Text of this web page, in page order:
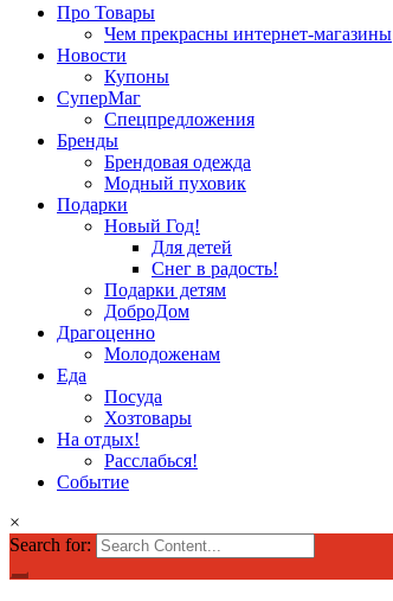
Про Товары
Чем прекрасны интернет-магазины
Новости
Купоны
СуперМаг
Спецпредложения
Бренды
Брендовая одежда
Модный пуховик
Подарки
Новый Год!
Для детей
Снег в радость!
Подарки детям
ДоброДом
Драгоценно
Молодоженам
Еда
Посуда
Хозтовары
На отдых!
Расслабься!
Событие
×
Search for: